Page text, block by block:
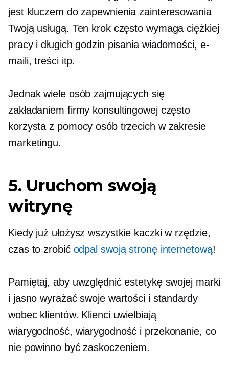
jest kluczem do zapewnienia zainteresowania
Twoją usługą. Ten krok często wymaga ciężkiej
pracy i długich godzin pisania wiadomości, e-
maili, treści itp.
Jednak wiele osób zajmujących się
zakładaniem firmy konsultingowej często
korzysta z pomocy osób trzecich w zakresie
marketingu.
5. Uruchom swoją
witrynę
Kiedy już ułożysz wszystkie kaczki w rzędzie,
czas to zrobić odpal swoją stronę internetową!
Pamiętaj, aby uwzględnić estetykę swojej marki
i jasno wyrażać swoje wartości i standardy
wobec klientów. Klienci uwielbiają
wiarygodność, wiarygodność i przekonanie, co
nie powinno być zaskoczeniem.